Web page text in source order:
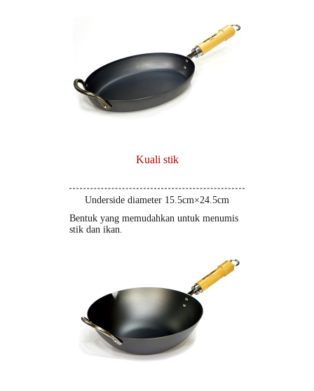
Kuali stik
Underside diameter 15.5cm×24.5cm
Bentuk yang memudahkan untuk menumis
stik dan ikan.